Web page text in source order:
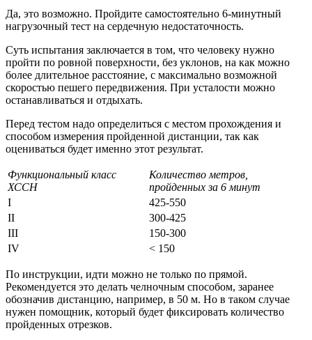
Да, это возможно. Пройдите самостоятельно 6-минутный
нагрузочный тест на сердечную недостаточность.
Суть испытания заключается в том, что человеку нужно
пройти по ровной поверхности, без уклонов, на как можно
более длительное расстояние, с максимально возможной
скоростью пешего передвижения. При усталости можно
останавливаться и отдыхать.
Перед тестом надо определиться с местом прохождения и
способом измерения пройденной дистанции, так как
оцениваться будет именно этот результат.
Функциональный класс
ХССН
Количество метров,
пройденных за 6 минут
I
425-550
II
300-425
III
150-300
IV
< 150
По инструкции, идти можно не только по прямой.
Рекомендуется это делать челночным способом, заранее
обозначив дистанцию, например, в 50 м. Но в таком случае
нужен помощник, который будет фиксировать количество
пройденных отрезков.